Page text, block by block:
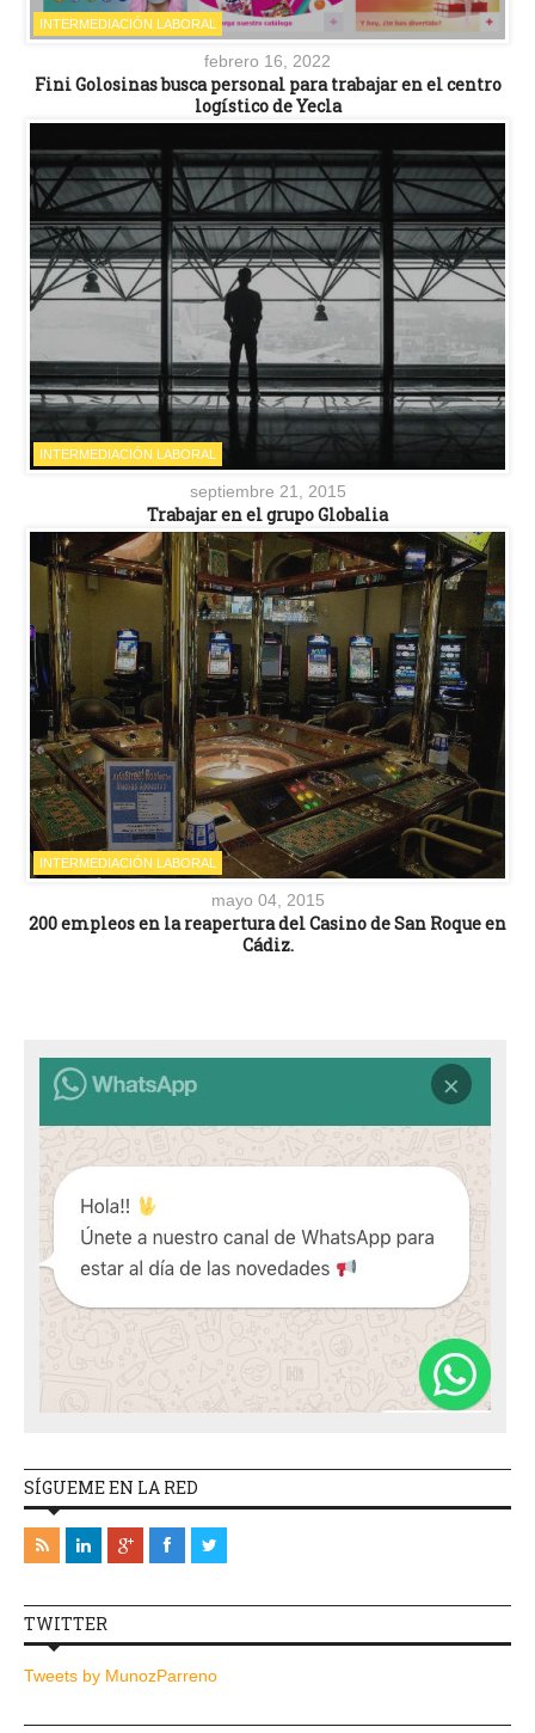
INTERMEDIACIÓN LABORAL
febrero 16, 2022
Fini Golosinas busca personal para trabajar en el centro
logístico de Yecla
INTERMEDIACIÓN LABORAL
septiembre 21, 2015
Trabajar en el grupo Globalia
INTERMEDIACIÓN LABORAL
mayo 04, 2015
200 empleos en la reapertura del Casino de San Roque en
Cádiz.
SÍGUEME EN LA RED
TWITTER
Tweets by MunozParreno